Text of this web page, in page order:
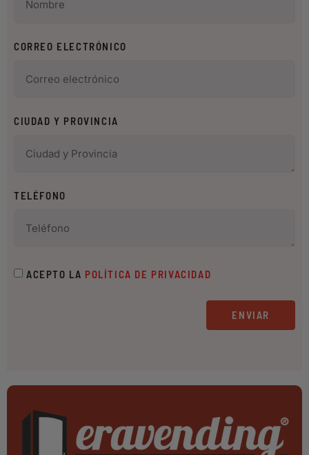
CORREO ELECTRÓNICO
CIUDAD Y PROVINCIA
TELÉFONO
ACEPTO LA POLÍTICA DE PRIVACIDAD
ENVIAR